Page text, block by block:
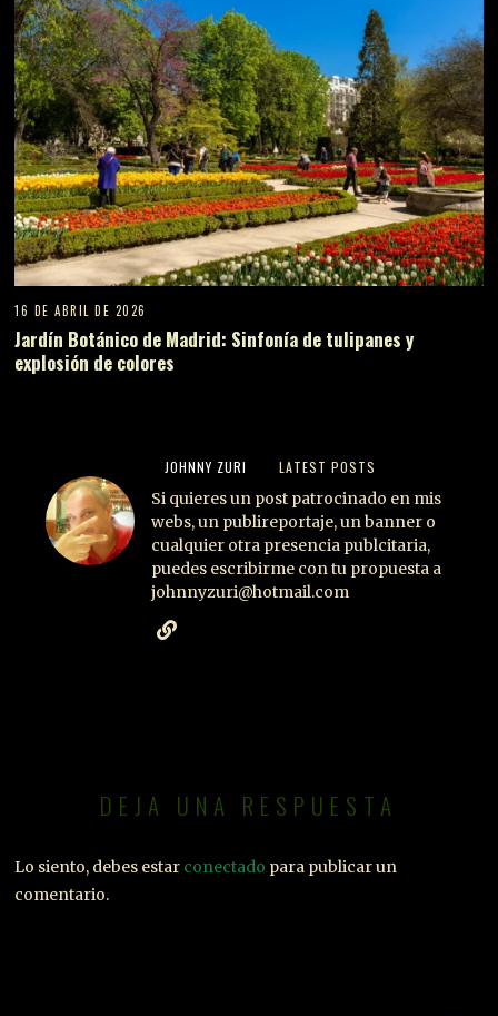
16 DE ABRIL DE 2026
Jardín Botánico de Madrid: Sinfonía de tulipanes y
explosión de colores
JOHNNY ZURI LATEST POSTS
Si quieres un post patrocinado en mis
webs, un publireportaje, un banner o
cualquier otra presencia publcitaria,
puedes escribirme con tu propuesta a
johnnyzuri@hotmail.com
DEJA UNA RESPUESTA
Lo siento, debes estar conectado para publicar un
comentario.